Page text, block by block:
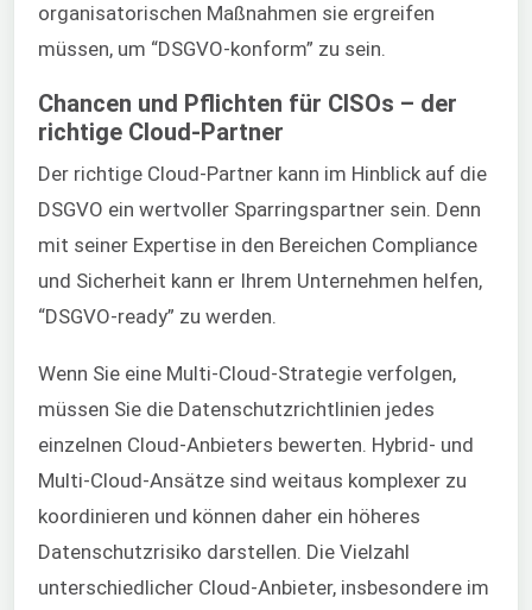
organisatorischen Maßnahmen sie ergreifen
müssen, um “DSGVO-konform” zu sein.
Chancen und Pflichten für CISOs – der
richtige Cloud-Partner
Der richtige Cloud-Partner kann im Hinblick auf die
DSGVO ein wertvoller Sparringspartner sein. Denn
mit seiner Expertise in den Bereichen Compliance
und Sicherheit kann er Ihrem Unternehmen helfen,
“DSGVO-ready” zu werden.
Wenn Sie eine Multi-Cloud-Strategie verfolgen,
müssen Sie die Datenschutzrichtlinien jedes
einzelnen Cloud-Anbieters bewerten. Hybrid- und
Multi-Cloud-Ansätze sind weitaus komplexer zu
koordinieren und können daher ein höheres
Datenschutzrisiko darstellen. Die Vielzahl
unterschiedlicher Cloud-Anbieter, insbesondere im